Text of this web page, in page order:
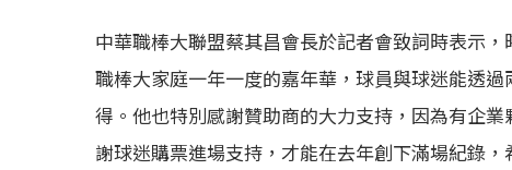
中華職棒大聯盟蔡其昌會長於記者會致詞時表示
職棒大家庭一年一度的嘉年華，球員與球迷能透
得。他也特別感謝贊助商的大力支持，因為有企
謝球迷購票進場支持，才能在去年創下滿場紀錄